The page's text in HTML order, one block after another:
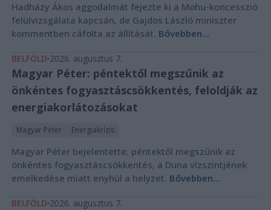
Hadházy Ákos aggodalmát fejezte ki a Mohu-koncesszió
felülvizsgálata kapcsán, de Gajdos László miniszter
kommentben cáfolta az állítását. Bővebben...
BELFÖLD 2026. augusztus 7.
Magyar Péter: péntektől megszűnik az
önkéntes fogyasztáscsökkentés, feloldják az
energiakorlátozásokat
Magyar Péter Energiakrízis
Magyar Péter bejelentette: péntektől megszűnik az
önkéntes fogyasztáscsökkentés, a Duna vízszintjének
emelkedése miatt enyhül a helyzet. Bővebben...
BELFÖLD 2026. augusztus 7.